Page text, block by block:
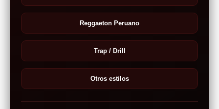
Reggaeton Peruano
Trap / Drill
Otros estilos